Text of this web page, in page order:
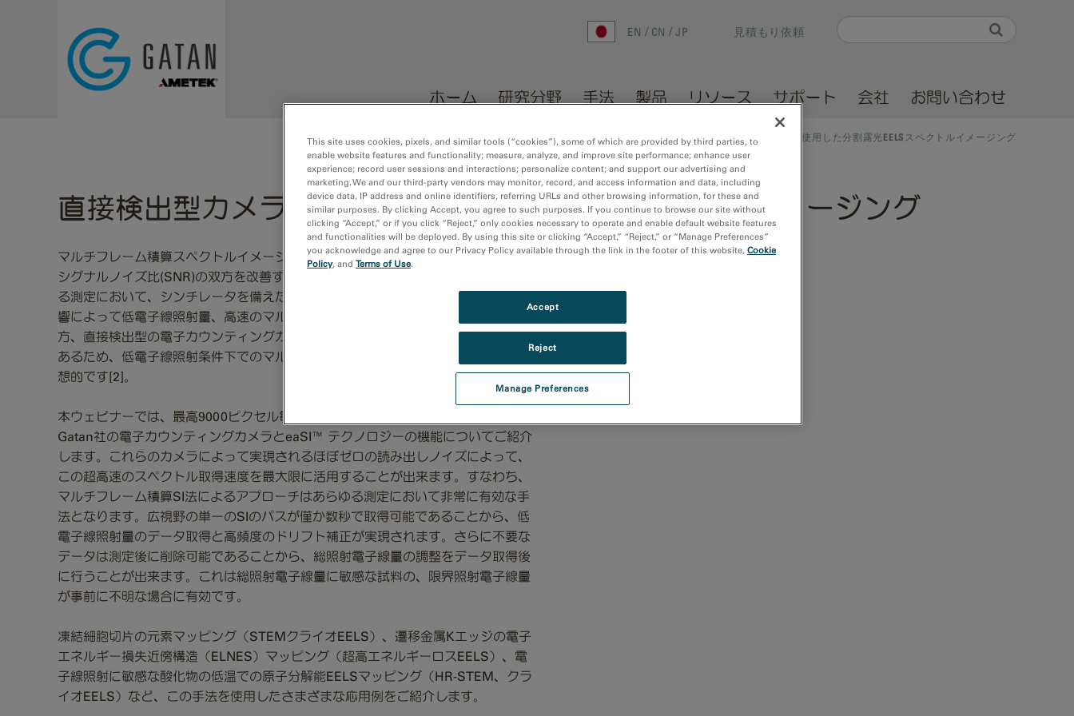
Search form
EN CN JP 見積もり依頼
ホーム 研究分野 手法 製品 リソース サポート 会社 お問い合わせ
ホーム/会社 /イベント/直接検出型カメラを使用した分割露光EELSスペクトルイメージング
直接検出型カメラを使用した分割露光EELSスペクトルイメージング
マルチフレーム積算スペクトルイメージング(SI)法が提案され、STEMの像分解能と
シグナルノイズ比(SNR)の双方を改善する手法として実証されました[1]。EELSによ
る測定において、シンチレータを備えたCMOSやCCD検出器は読み出しノイズの影
響によって低電子線照射量、高速のマルチフレーム積算SI法には不向きです。一
方、直接検出型の電子カウンティングカメラはほぼノイズの無い読み出しが可能で
あるため、低電子線照射条件下でのマルチフレーム積算EELS SIデータの取得に理
想的です[2]。
本ウェビナーでは、最高9000ピクセル毎秒の速度でSIデータの取得を可能とする
Gatan社の電子カウンティングカメラとeaSI™ テクノロジーの機能についてご紹介
します。これらのカメラによって実現されるほぼゼロの読み出しノイズによって、
この超高速のスペクトル取得速度を最大限に活用することが出来ます。すなわち、
マルチフレーム積算SI法によるアプローチはあらゆる測定において非常に有効な手
法となります。広視野の単一のSIのパスが僅か数秒で取得可能であることから、低
電子線照射量のデータ取得と高頻度のドリフト補正が実現されます。さらに不要な
データは測定後に削除可能であることから、総照射電子線量の調整をデータ取得後
に行うことが出来ます。これは総照射電子線量に敏感な試料の、限界照射電子線量
が事前に不明な場合に有効です。
凍結細胞切片の元素マッピング（STEMクライオEELS）、遷移金属Kエッジの電子
エネルギー損失近傍構造（ELNES）マッピング（超高エネルギーロスEELS）、電
子線照射に敏感な酸化物の低温での原子分解能EELSマッピング（HR-STEM、クラ
イオEELS）など、この手法を使用したさまざまな応用例をご紹介します。
Thursday, May 8, 2025 to
11:00 pm - 12:00 am
United States
Get directions
US
This site uses cookies, pixels, and similar tools (“cookies”), some of which are provided by third parties, to
enable website features and functionality; measure, analyze, and improve site performance; enhance user
experience; record user sessions and interactions; personalize content; and support our advertising and
marketing. We and our third-party vendors may monitor, record, and access information and data, including
device data, IP address and online identifiers, referring URLs and other browsing information, for these and
similar purposes. By clicking Accept, you agree to such purposes. If you continue to browse our site without
clicking “Accept,” or if you click “Reject,” only cookies necessary to operate and enable default website features
and functionalities will be deployed. By using this site or clicking “Accept,” “Reject,” or “Manage Preferences”
you acknowledge and agree to our Privacy Policy available through the link in the footer of this website, Cookie
Policy, and Terms of Use.
Manage Preferences
Reject
Accept